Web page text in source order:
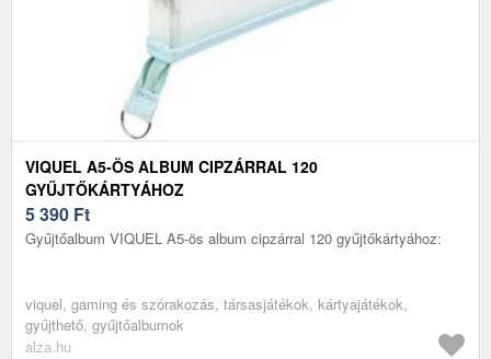
VIQUEL A5-ÖS ALBUM CIPZÁRRAL 120
GYŰJTŐKÁRTYÁHOZ
5 390 Ft
Gyűjtőalbum VIQUEL A5-ös album cipzárral 120 gyűjtőkártyához:
viquel, gaming és szórakozás, társasjátékok, kártyajátékok,
gyűjthető, gyűjtőalbumok
alza.hu